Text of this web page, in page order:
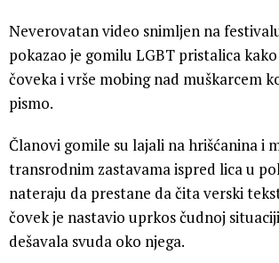
Neverovatan video snimljen na
pokazao je gomilu LGBT pristalica
čoveka i vrše mobing nad muškarcem
pismo.
Članovi gomile su lajali na hrišćanina i
transrodnim zastavama ispred lica u
nateraju da prestane da čita verski
čovek je nastavio uprkos čudnoj
dešavala svuda oko njega.